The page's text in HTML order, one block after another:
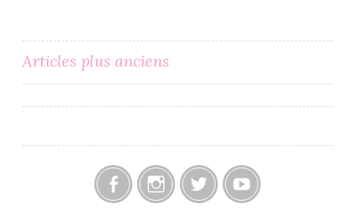
Vous
Navigation
des
articles
Articles plus anciens